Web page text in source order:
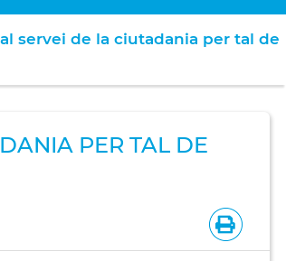
servei de la ciutadania per tal de
PER TAL DE